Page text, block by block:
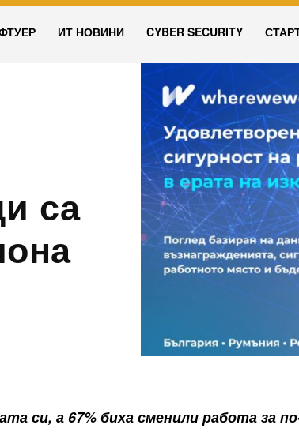
ИТ НОВИНИ CYBER SECURITY
са
си, а 67% биха сменили работа за